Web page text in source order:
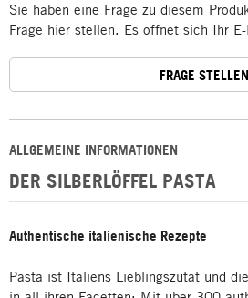
ALLGEMEINE INFORMATIONEN
DER SILBERLÖFFEL PASTA
Authentische italienische Rezepte
Pasta ist Italiens Lieblingszutat und
Sie haben eine Frage zu diesem
Frage hier stellen. Es öffnet sich Ihr
FRAGE STELLEN